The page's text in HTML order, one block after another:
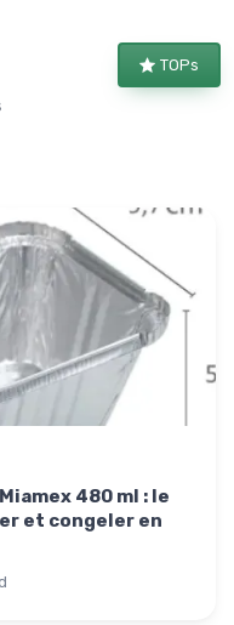
TOPs
480 ml : le
et congeler en